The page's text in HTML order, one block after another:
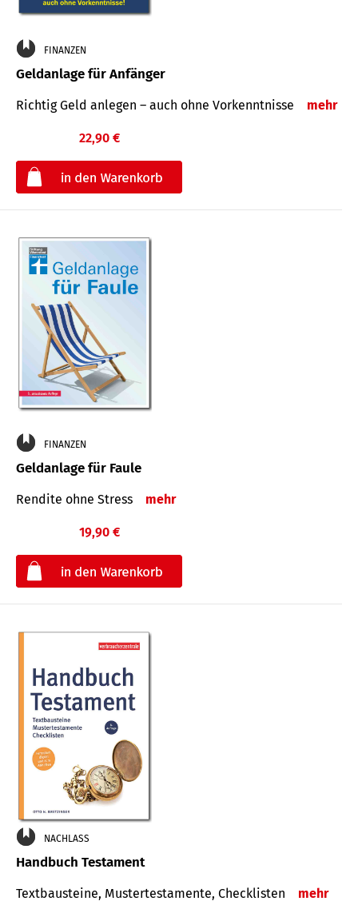
FINANZEN
Geldanlage für Anfänger
Richtig Geld anlegen – auch ohne Vorkenntnisse mehr
22,90 €
FINANZEN
Geldanlage für Faule
Rendite ohne Stress mehr
19,90 €
NACHLASS
Handbuch Testament
Textbausteine, Mustertestamente, Checklisten mehr